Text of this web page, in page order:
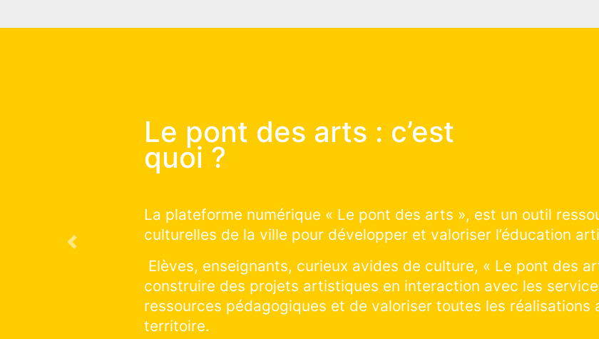
Le pont des arts :
comment ça marche ?
Vous souhaitez construire avec nous les prochains
qui auront lieu sur le territoire : cliquer et explorer sur
Vous souhaitez découvrir les projets artistiques en
sur la saison en cours ! Vous souhaitez visiter un lieu
cliquer et explorer tous les lieux culturels de la ville !
Previous